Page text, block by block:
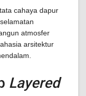
cahaya dapur
atmosfer
arsitektur
Layered